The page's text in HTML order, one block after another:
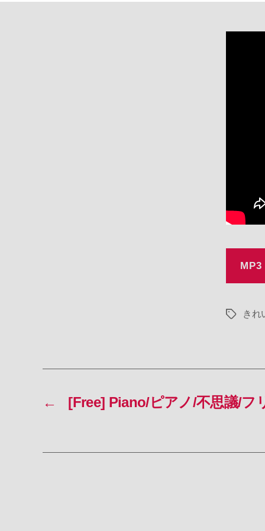
MP3
タ
きれ
← [Free] Piano/ピアノ/不思議/フ